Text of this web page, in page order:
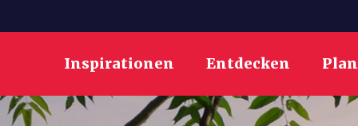
Inspirationen Entdecken